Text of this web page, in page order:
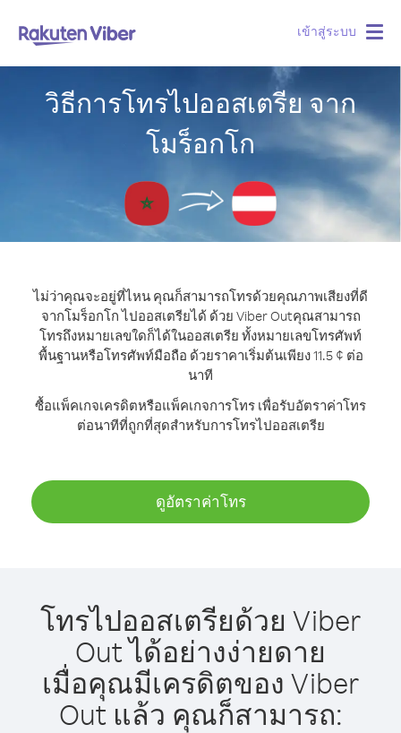
เข้าสู่ระบบ
วิธีการโทรไปออสเตรีย จาก
โมร็อกโก
ไม่ว่าคุณจะอยู่ที่ไหน คุณก็สามารถโทรด้วยคุณภาพเสียงที่ดี
จากโมร็อกโก ไปออสเตรียได้ ด้วย Viber Outคุณสามารถ
โทรถึงหมายเลขใดก็ได้ในออสเตรีย ทั้งหมายเลขโทรศัพท์
พื้นฐานหรือโทรศัพท์มือถือ ด้วยราคาเริ่มต้นเพียง 11.5 ¢ ต่อ
นาที
ซื้อแพ็คเกจเครดิตหรือแพ็คเกจการโทร เพื่อรับอัตราค่าโทร
ต่อนาทีที่ถูกที่สุดสำหรับการโทรไปออสเตรีย
ดูอัตราค่าโทร
โทรไปออสเตรียด้วย Viber
Out ได้อย่างง่ายดาย
เมื่อคุณมีเครดิตของ Viber
Out แล้ว คุณก็สามารถ: